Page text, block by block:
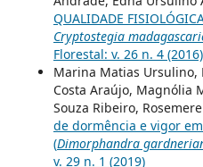
QUALIDADE
Cryptostegia
Florestal: v. 26 n. 4 (2016)
Marina Matias Ursulino,
Costa Araújo, Magnólia
Souza Ribeiro,
de dormência e vigor em
(Dimorphandra
v. 29 n. 1 (2019)